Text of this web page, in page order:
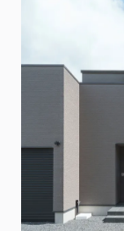
展示場・イ
商品プラン
土地探し